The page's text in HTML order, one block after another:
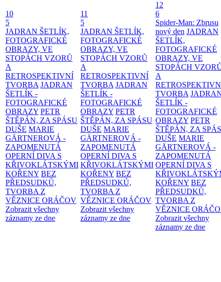
10
5
JADRAN ŠETLÍK,
FOTOGRAFICKÉ
OBRAZY, VE
STOPÁCH VZORŮ
A
RETROSPEKTIVNÍ
TVORBA JADRAN
ŠETLÍK -
FOTOGRAFICKÉ
OBRAZY PETR
ŠTĚPÁN, ZA SPÁSU
DUŠE MARIE
GÄRTNEROVÁ -
ZAPOMENUTÁ
OPERNÍ DIVA S
KŘIVOKLÁTSKÝMI
KOŘENY BEZ
PŘEDSUDKŮ,
TVORBA Z
VĚZNICE ORÁČOV
Zobrazit všechny
záznamy ze dne
11
5
JADRAN ŠETLÍK,
FOTOGRAFICKÉ
OBRAZY, VE
STOPÁCH VZORŮ
A
RETROSPEKTIVNÍ
TVORBA JADRAN
ŠETLÍK -
FOTOGRAFICKÉ
OBRAZY PETR
ŠTĚPÁN, ZA SPÁSU
DUŠE MARIE
GÄRTNEROVÁ -
ZAPOMENUTÁ
OPERNÍ DIVA S
KŘIVOKLÁTSKÝMI
KOŘENY BEZ
PŘEDSUDKŮ,
TVORBA Z
VĚZNICE ORÁČOV
Zobrazit všechny
záznamy ze dne
12
6
Spider-Man: Zbrusu
nový den JADRAN
ŠETLÍK,
FOTOGRAFICKÉ
OBRAZY, VE
STOPÁCH
A
TVORBA
ŠETLÍK -
FOTOGRAFICKÉ
OBRAZY PETR
ŠTĚPÁN, ZA
DUŠE MARIE
GÄRTNEROVÁ -
ZAPOMENUTÁ
OPERNÍ DIVA S
KOŘENY BEZ
PŘEDSUDKŮ,
TVORBA Z
VĚZNICE
Zobrazit všechny
záznamy ze dne